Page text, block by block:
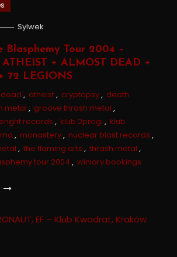
Sylwek
Blasphemy Tour 2004 –
ATHEIST + ALMOST DEAD +
72 LEGIONS
, atheist, cryptopsy, death
metal , groove thrash metal ,
records , klub 2progi , klub
, monastery, nuclear blast records ,
, the flaming arts , thrash metal ,
tour 2004 , winiary bookings